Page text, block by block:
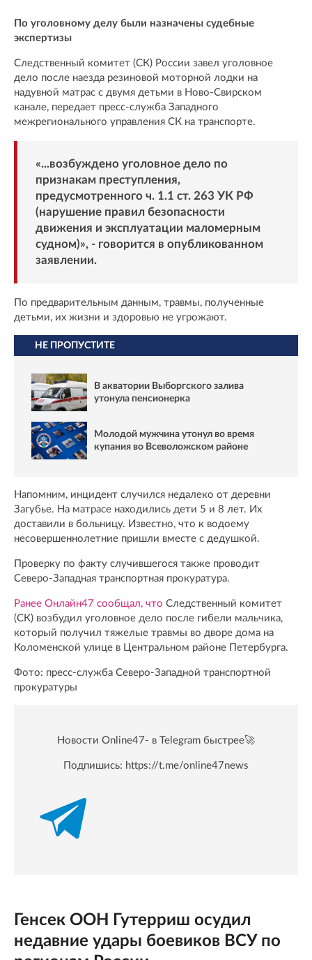
По уголовному делу были назначены судебные
экспертизы
Следственный комитет (СК) России завел уголовное
дело после наезда резиновой моторной лодки на
надувной матрас с двумя детьми в Ново-Свирском
канале, передает пресс-служба Западного
межрегионального управления СК на транспорте.
«...возбуждено уголовное дело по
признакам преступления,
предусмотренного ч. 1.1 ст. 263 УК РФ
(нарушение правил безопасности
движения и эксплуатации маломерным
судном)», - говорится в опубликованном
заявлении.
По предварительным данным, травмы, полученные
детьми, их жизни и здоровью не угрожают.
НЕ ПРОПУСТИТЕ
В акватории Выборгского залива
утонула пенсионерка
Молодой мужчина утонул во время
купания во Всеволожском районе
Напомним, инцидент случился недалеко от деревни
Загубье. На матрасе находились дети 5 и 8 лет. Их
доставили в больницу. Известно, что к водоему
несовершеннолетние пришли вместе с дедушкой.
Проверку по факту случившегося также проводит
Северо-Западная транспортная прокуратура.
Ранее Онлайн47 сообщал, что Следственный комитет
(СК) возбудил уголовное дело после гибели мальчика,
который получил тяжелые травмы во дворе дома на
Коломенской улице в Центральном районе Петербурга.
Фото: пресс-служба Северо-Западной транспортной
прокуратуры
Новости Online47- в Telegram быстрее🚀
Подпишись: https://t.me/online47news
Генсек ООН Гутерриш осудил
недавние удары боевиков ВСУ по